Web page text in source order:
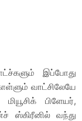
இப்போது
வாட்சிலேயே
பிளேயர்,
ஸ்கிரீனில் வந்து